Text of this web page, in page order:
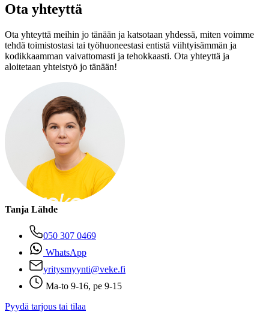
Ota yhteyttä
Ota yhteyttä meihin jo tänään ja katsotaan yhdessä, miten voimme
tehdä toimistostasi tai työhuoneestasi entistä viihtyisämmän ja
kodikkaamman vaivattomasti ja tehokkaasti. Ota yhteyttä ja
aloitetaan yhteistyö jo tänään!
Tanja Lähde
050 307 0469
WhatsApp
yritysmyynti@veke.fi
Ma-to 9-16, pe 9-15
Pyydä tarjous tai tilaa